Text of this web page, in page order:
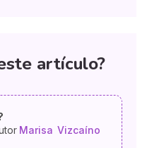
artículo?
Marisa Vizcaíno